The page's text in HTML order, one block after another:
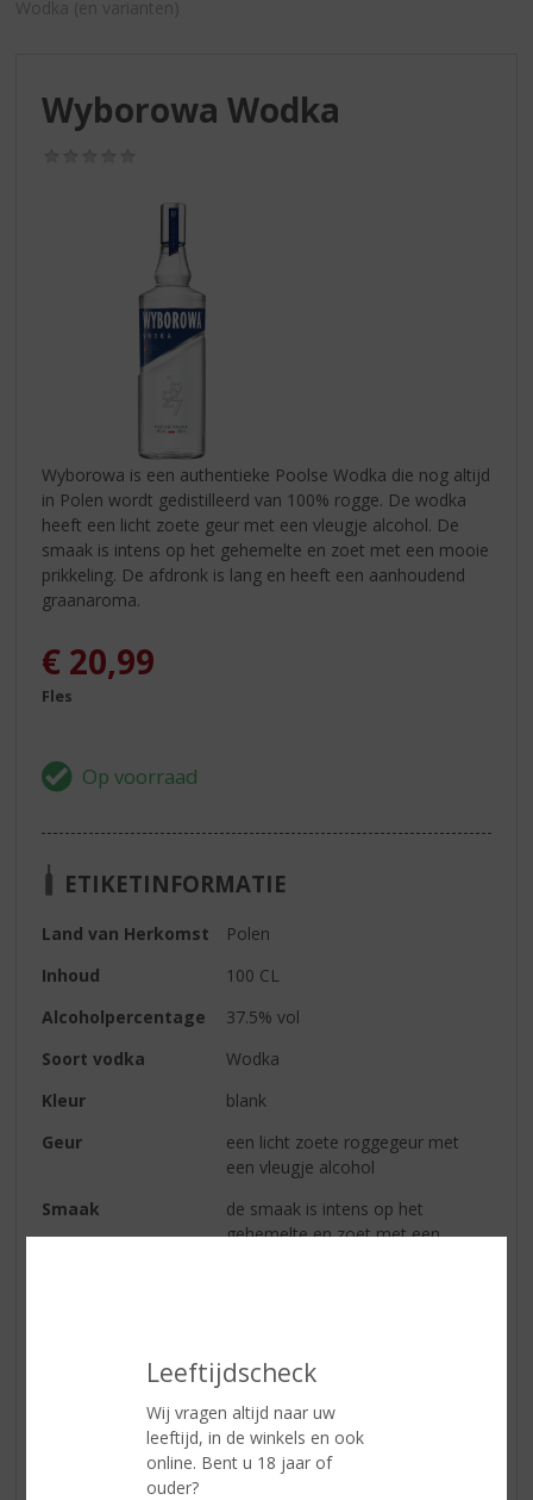
Leeftijdscheck
Wij vragen altijd naar uw
leeftijd, in de winkels en ook
online. Bent u 18 jaar of
ouder?
Wodka (en varianten)
Wyborowa Wodka
Wyborowa is een authentieke Poolse Wodka die nog altijd
in Polen wordt gedistilleerd van 100% rogge. De wodka
heeft een licht zoete geur met een vleugje alcohol. De
smaak is intens op het gehemelte en zoet met een mooie
prikkeling. De afdronk is lang en heeft een aanhoudend
graanaroma.
€ 20,99
Fles
ETIKETINFORMATIE
Land van Herkomst
Polen
Inhoud
100 CL
Alcoholpercentage
37.5% vol
Soort vodka
Wodka
Kleur
blank
Geur
een licht zoete roggegeur met
een vleugje alcohol
Smaak
de smaak is intens op het
gehemelte en zoet met een
Reviews
Schrijf een review